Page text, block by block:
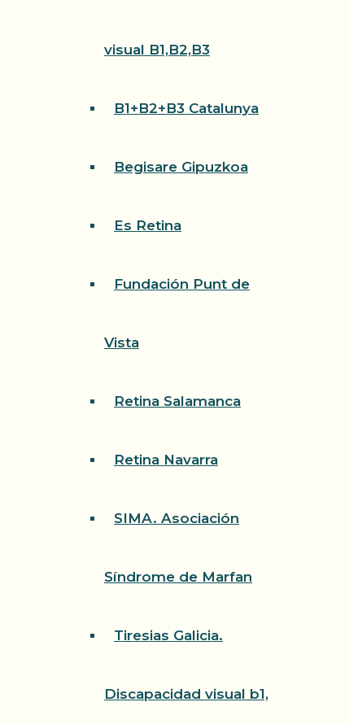
visual B1,B2,B3
B1+B2+B3 Catalunya
Begisare Gipuzkoa
Es Retina
Fundación Punt de
Vista
Retina Salamanca
Retina Navarra
SIMA. Asociación
Síndrome de Marfan
Tiresias Galicia.
Discapacidad visual b1,